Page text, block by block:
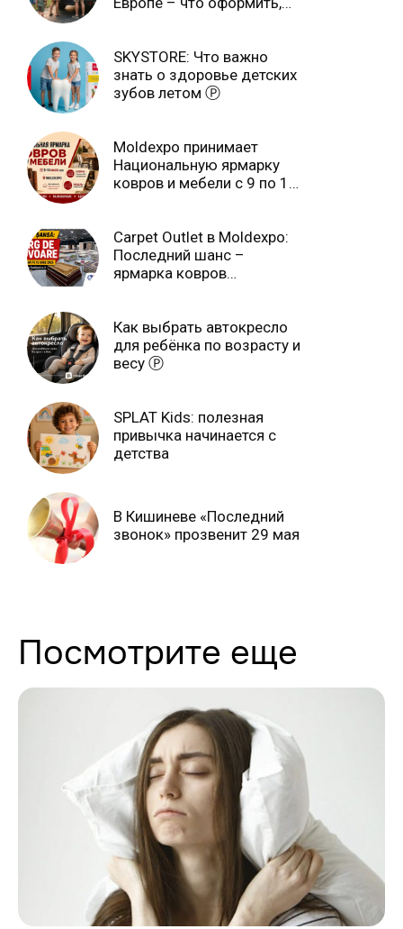
SKYSTORE: Что важно
знать о здоровье детских
зубов летом Ⓟ
Moldexpo принимает
Национальную ярмарку
ковров и мебели с 9 по 14
Carpet Outlet в Moldexpo:
Последний шанс –
ярмарка ковров
Как выбрать автокресло
для ребёнка по возрасту и
весу Ⓟ
SPLAT Kids: полезная
привычка начинается с
детства
В Кишиневе «Последний
звонок» прозвенит 29 мая
Посмотрите еще